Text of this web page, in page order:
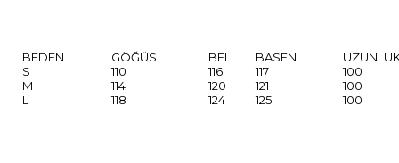
BEDEN GÖĞÜS BEL BASEN
S
110 116 117
100
M
114 120 121
100
L
118 124 125 100